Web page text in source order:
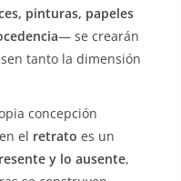
pinturas, papeles
— se crearán
tanto la dimensión
concepción
el retrato es un
y lo ausente,